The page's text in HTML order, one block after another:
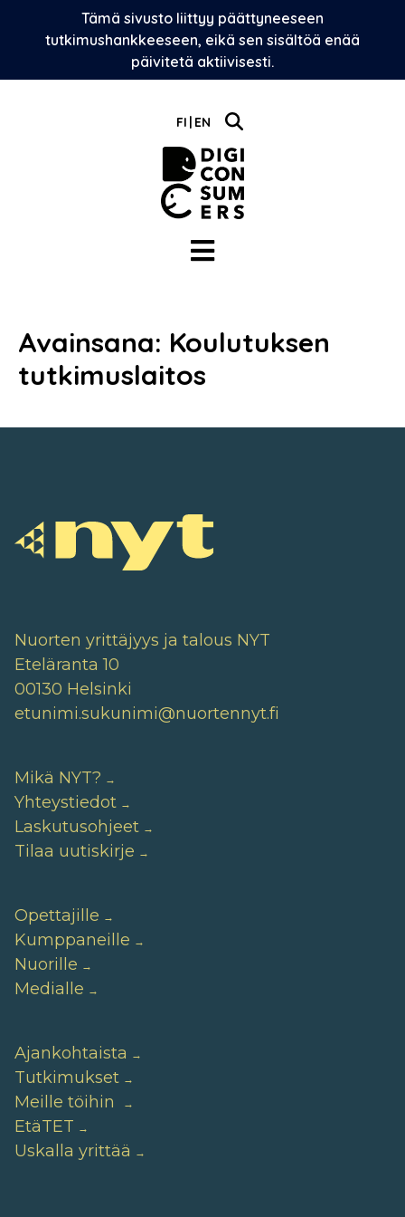
Tämä sivusto liittyy päättyneeseen
tutkimushankkeeseen, eikä sen sisältöä enää
päivitetä aktiivisesti.
FI EN
Avainsana: Koulutuksen
tutkimuslaitos
Nuorten yrittäjyys ja talous NYT
Eteläranta 10
00130 Helsinki
etunimi.sukunimi@nuortennyt.fi
Mikä NYT?
Yhteystiedot
Laskutusohjeet
Tilaa uutiskirje
Opettajille
Kumppaneille
Nuorille
Medialle
Ajankohtaista
Tutkimukset
Meille töihin
EtäTET
Uskalla yrittää